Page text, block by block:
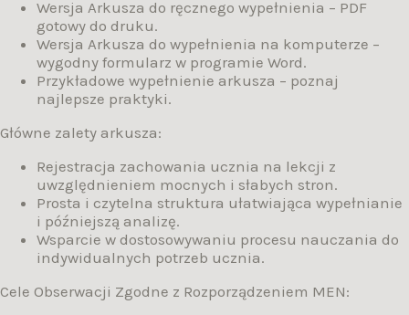
Wersja Arkusza do ręcznego wypełnienia – PDF
gotowy do druku.
Wersja Arkusza do wypełnienia na komputerze –
wygodny formularz w programie Word.
Przykładowe wypełnienie arkusza – poznaj
najlepsze praktyki.
Główne zalety arkusza:
Rejestracja zachowania ucznia na lekcji z
uwzględnieniem mocnych i słabych stron.
Prosta i czytelna struktura ułatwiająca wypełnianie
i późniejszą analizę.
Wsparcie w dostosowywaniu procesu nauczania do
indywidualnych potrzeb ucznia.
Cele Obserwacji Zgodne z Rozporządzeniem MEN: